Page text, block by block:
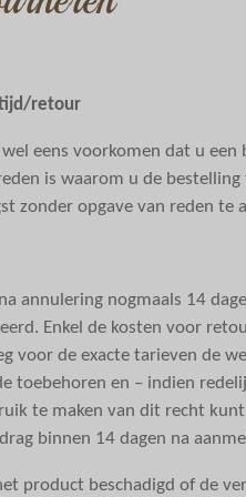
retour
wel eens voorkomen dat u
is waarom u de
zonder opgave van reden te
annulering nogmaals 14
Enkel de kosten voor
voor de exacte tarieven de
toebehoren en – indien
te maken van dit recht
binnen 14 dagen na
product beschadigd of de